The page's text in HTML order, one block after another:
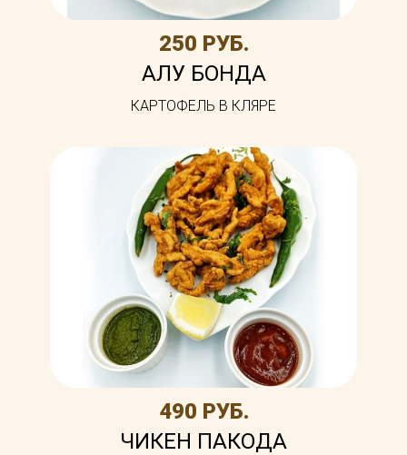
250 РУБ.
АЛУ БОНДА
КАРТОФЕЛЬ В КЛЯРЕ
490 РУБ.
ЧИКЕН ПАКОДА